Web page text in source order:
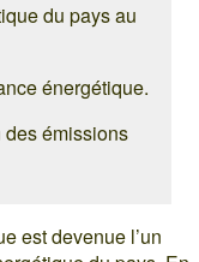
du pays au
énergétique.
émissions
est devenue l’un